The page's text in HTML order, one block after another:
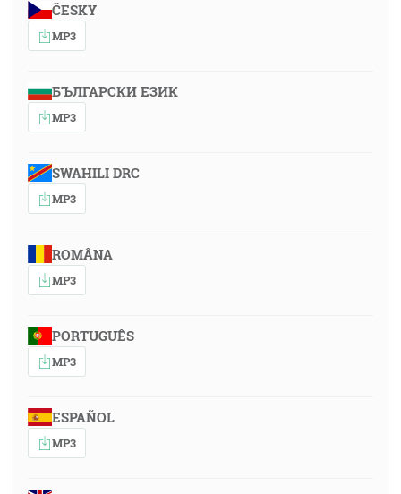
ČESKY
MP3
БЪЛГАРСКИ ЕЗИК
MP3
SWAHILI DRC
MP3
ROMÂNA
MP3
PORTUGUÊS
MP3
ESPAÑOL
MP3